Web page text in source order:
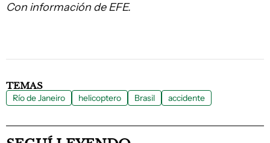
Con información de EFE.
TEMAS
Río de Janeiro helicoptero Brasil accidente